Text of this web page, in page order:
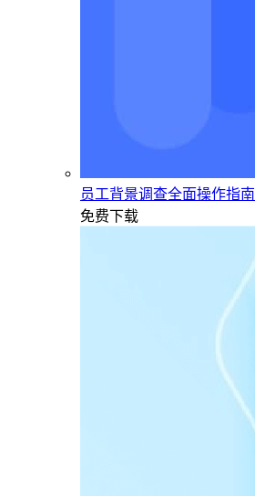
员工背景调查全面操作指南
免费下载